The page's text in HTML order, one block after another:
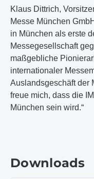
Klaus Dittrich,
Messe München
in München als erste
Messegesellschaft
maßgebliche
internationaler
Auslandsgeschäft der
freue mich, dass die
München sein wird.“
Downloads